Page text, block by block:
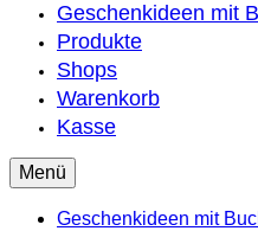
Geschenkideen mit
Produkte
Shops
Warenkorb
Kasse
Menü
Geschenkideen mit